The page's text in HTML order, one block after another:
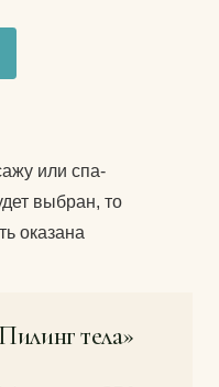
или спа-
выбран, то
оказана
тела»